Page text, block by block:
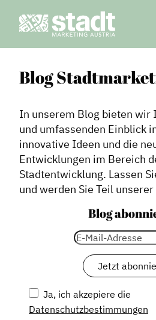
Blog
In unserem Blog bieten wir
und umfassenden Einblick
innovative Ideen und die
Entwicklungen im Bereich
Stadtentwicklung. Lassen
und werden Sie Teil
Blog
Ja, ich akzepiere die
Datenschutzbestimmungen